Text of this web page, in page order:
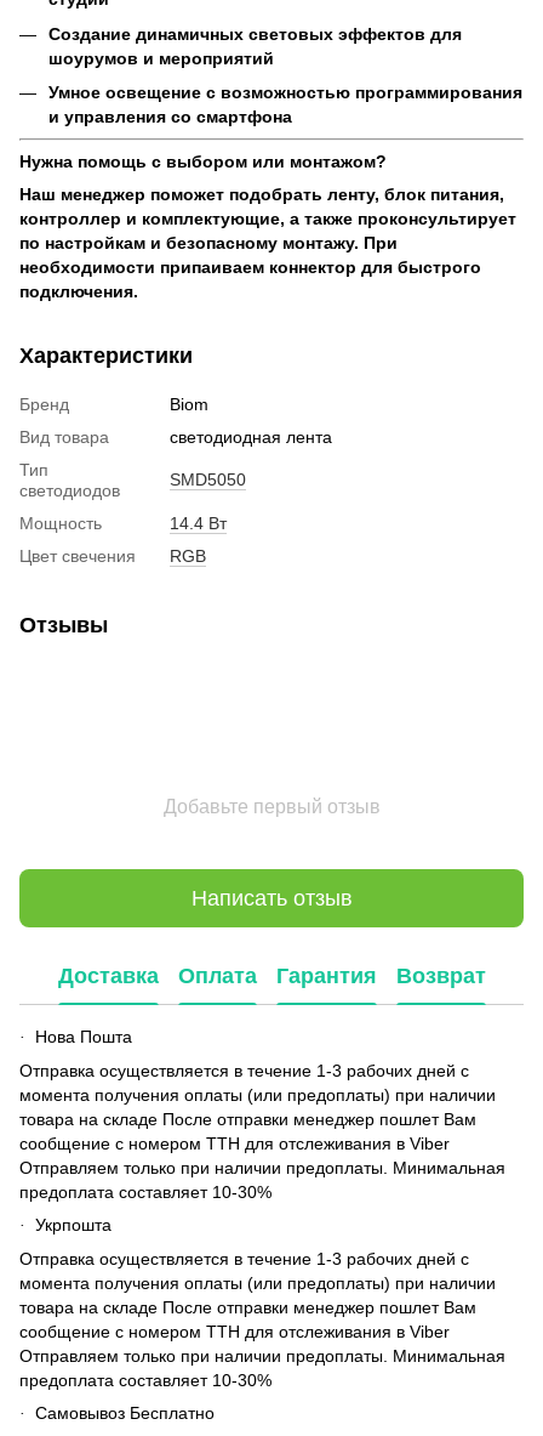
Создание динамичных световых эффектов для
шоурумов и мероприятий
Умное освещение с возможностью программирования
и управления со смартфона
Нужна помощь с выбором или монтажом?
Наш менеджер поможет подобрать ленту, блок питания,
контроллер и комплектующие, а также проконсультирует
по настройкам и безопасному монтажу. При
необходимости припаиваем коннектор для быстрого
подключения.
Характеристики
Бренд
Biom
Вид товара
светодиодная лента
Тип
светодиодов
SMD5050
Мощность
14.4 Вт
Цвет свечения
RGB
Отзывы
Добавьте первый отзыв
Написать отзыв
Доставка Оплата Гарантия Возврат
·
Нова Пошта
Отправка осуществляется в течение 1-3 рабочих дней с
момента получения оплаты (или предоплаты) при наличии
товара на складе После отправки менеджер пошлет Вам
сообщение с номером ТТН для отслеживания в Viber
Отправляем только при наличии предоплаты. Минимальная
предоплата составляет 10-30%
·
Укрпошта
Отправка осуществляется в течение 1-3 рабочих дней с
момента получения оплаты (или предоплаты) при наличии
товара на складе После отправки менеджер пошлет Вам
сообщение с номером ТТН для отслеживания в Viber
Отправляем только при наличии предоплаты. Минимальная
предоплата составляет 10-30%
·
Самовывоз Бесплатно